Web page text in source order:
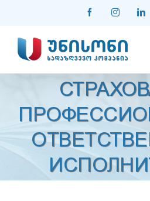
content
FacebookInstagram